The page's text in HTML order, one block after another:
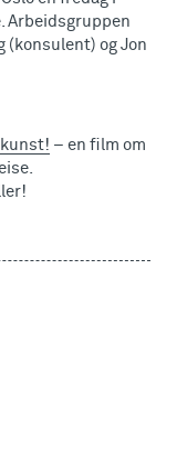
Arbeidsgruppen
(konsulent) og Jon
kunst! – en film om